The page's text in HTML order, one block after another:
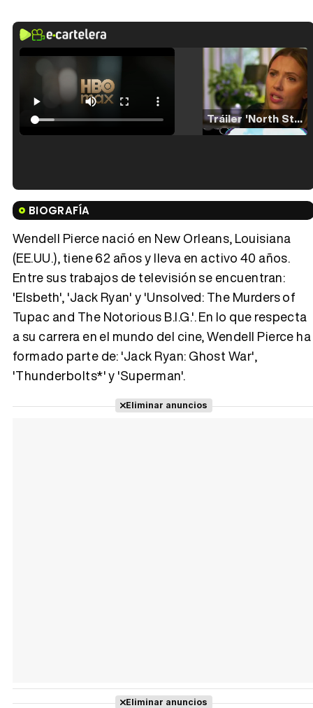
Tráiler 'North Star' (2023)
Tráiler en español de 'La isla olvidada'
BIOGRAFÍA
Wendell Pierce nació en New Orleans, Louisiana
(EE.UU.), tiene 62 años y lleva en activo 40 años.
Entre sus trabajos de televisión se encuentran:
'Elsbeth', 'Jack Ryan' y 'Unsolved: The Murders of
Tupac and The Notorious B.I.G.'. En lo que respecta
a su carrera en el mundo del cine, Wendell Pierce ha
formado parte de: 'Jack Ryan: Ghost War',
'Thunderbolts*' y 'Superman'.
Eliminar anuncios
Eliminar anuncios